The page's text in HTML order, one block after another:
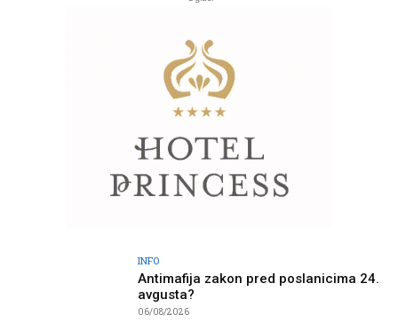
INFO
Antimafija zakon pred poslanicima 24.
avgusta?
06/08/2026